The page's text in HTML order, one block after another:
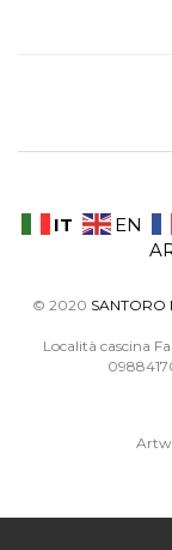
IT EN
© 2020 SANTORO
Località cascina